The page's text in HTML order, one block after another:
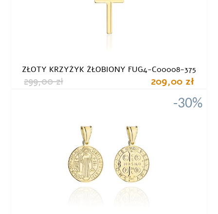
ZŁOTY KRZYŻYK ŻŁOBIONY FUG4-C00008-375
299,00 zł 209,00 zł
-30%